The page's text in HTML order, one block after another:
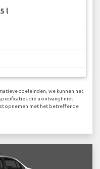
l
doeleinden, we kunnen het
die u ontvangt niet
opnemen met het betreffende